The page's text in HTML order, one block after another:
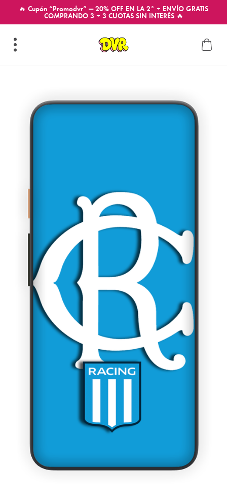
🔥 Cupón “Promodvr” — 20% OFF EN LA 2° + ENVÍO GRATIS
COMPRANDO 3 + 3 CUOTAS SIN INTERÉS 🔥